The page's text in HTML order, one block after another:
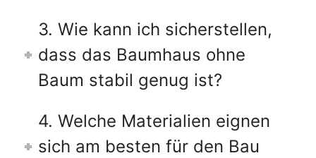
3. Wie kann ich sicherstellen,
dass das Baumhaus ohne
Baum stabil genug ist?
4. Welche Materialien eignen
sich am besten für den Bau